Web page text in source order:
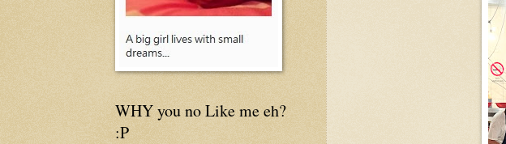
WHY you no Like me eh?
:P